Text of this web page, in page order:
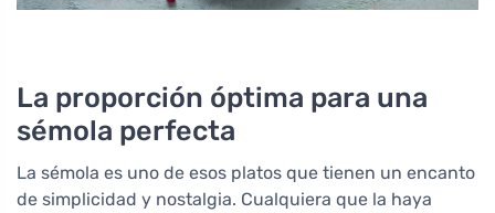
La proporción óptima para una
sémola perfecta
La sémola es uno de esos platos que tienen un encanto
de simplicidad y nostalgia. Cualquiera que la haya